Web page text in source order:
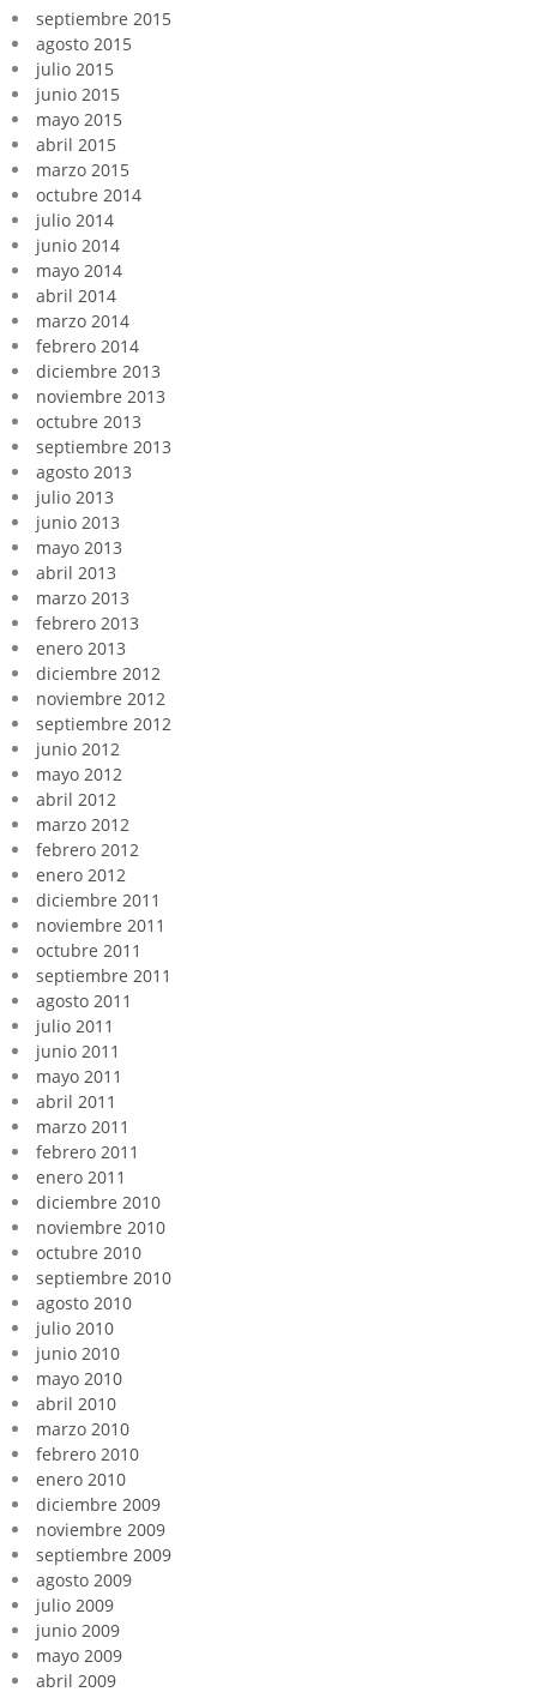
septiembre 2015
agosto 2015
julio 2015
junio 2015
mayo 2015
abril 2015
marzo 2015
octubre 2014
julio 2014
junio 2014
mayo 2014
abril 2014
marzo 2014
febrero 2014
diciembre 2013
noviembre 2013
octubre 2013
septiembre 2013
agosto 2013
julio 2013
junio 2013
mayo 2013
abril 2013
marzo 2013
febrero 2013
enero 2013
diciembre 2012
noviembre 2012
septiembre 2012
junio 2012
mayo 2012
abril 2012
marzo 2012
febrero 2012
enero 2012
diciembre 2011
noviembre 2011
octubre 2011
septiembre 2011
agosto 2011
julio 2011
junio 2011
mayo 2011
abril 2011
marzo 2011
febrero 2011
enero 2011
diciembre 2010
noviembre 2010
octubre 2010
septiembre 2010
agosto 2010
julio 2010
junio 2010
mayo 2010
abril 2010
marzo 2010
febrero 2010
enero 2010
diciembre 2009
noviembre 2009
septiembre 2009
agosto 2009
julio 2009
junio 2009
mayo 2009
abril 2009